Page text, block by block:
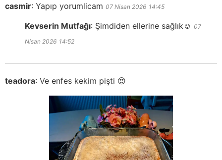
casmir: Yapıp yorumlicam 07 Nisan 2026 14:45
Kevserin Mutfağı: Şimdiden ellerine sağlık☺️ 07
Nisan 2026 14:52
teadora: Ve enfes kekim pişti 😍